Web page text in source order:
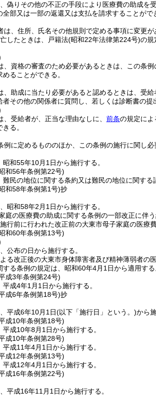
偽りその他の不正の手段により医療費の助成を
全部又は一部の返還又は支払を請求することがで
は、住所、氏名その他規則で定める事項に変更
したときは、戸籍法(昭和22年法律第224号)の規
、資格の審査のため必要があるときは、この条
ることができる。
、助成に当たり必要があると認めるときは、受
者その他の関係者に質問し、若しくは診断書の提
、受給者が、正当な理由なしに、 前条の規定によ
る。
例に定めるもののほか、この条例の施行に関し必
昭和55年10月1日から施行する。
和56年条例第22号)
難民の地位に関する条約又は難民の地位に関す
和58年条例第1号)抄
昭和58年2月1日から施行する。
庭の医療費の助成に関する条例の一部改正に伴
行前に行われた改正前の大東市母子家庭の医療
和60年条例第13号)
公布の日から施行する。
る改正後の大東市身体障害者及び精神薄弱者
する条例の規定は、昭和60年4月1日から適用する
成3年条例第24号)
平成4年1月1日から施行する。
成6年条例第18号)抄
平成6年10月1日(以下「施行日」という。)から
成10年条例第18号)
平成10年8月1日から施行する。
成10年条例第28号)
平成11年4月1日から施行する。
成12年条例第13号)
平成12年4月1日から施行する。
成16年条例第22号)
平成16年11月1日から施行する。